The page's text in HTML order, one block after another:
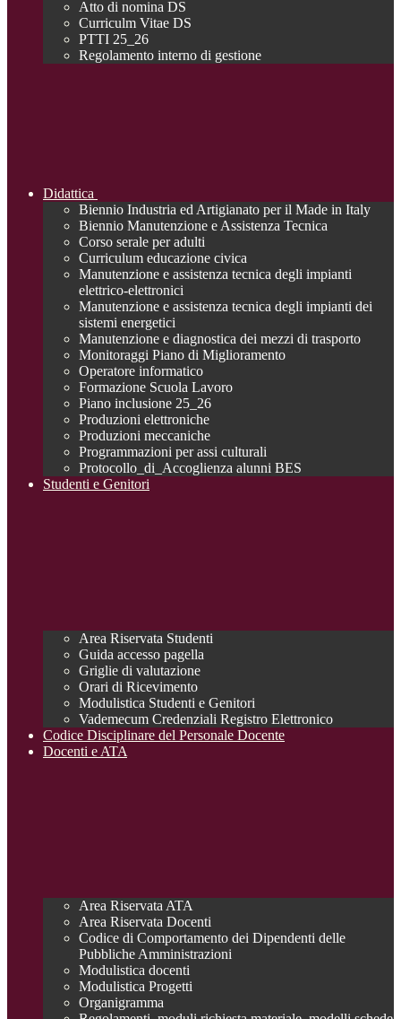
Atto di nomina DS
Curriculm Vitae DS
PTTI 25_26
Regolamento interno di gestione
Didattica
Biennio Industria ed Artigianato per il Made in Italy
Biennio Manutenzione e Assistenza Tecnica
Corso serale per adulti
Curriculum educazione civica
Manutenzione e assistenza tecnica degli impianti
elettrico-elettronici
Manutenzione e assistenza tecnica degli impianti dei
sistemi energetici
Manutenzione e diagnostica dei mezzi di trasporto
Monitoraggi Piano di Miglioramento
Operatore informatico
Formazione Scuola Lavoro
Piano inclusione 25_26
Produzioni elettroniche
Produzioni meccaniche
Programmazioni per assi culturali
Protocollo_di_Accoglienza alunni BES
Studenti e Genitori
Area Riservata Studenti
Guida accesso pagella
Griglie di valutazione
Orari di Ricevimento
Modulistica Studenti e Genitori
Vademecum Credenziali Registro Elettronico
Codice Disciplinare del Personale Docente
Docenti e ATA
Area Riservata ATA
Area Riservata Docenti
Codice di Comportamento dei Dipendenti delle
Pubbliche Amministrazioni
Modulistica docenti
Modulistica Progetti
Organigramma